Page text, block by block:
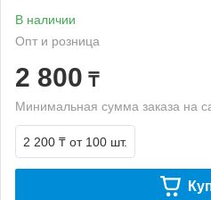
В наличии
Опт и розница
2 800 ₸
Минимальная сумма заказа на
2 200 ₸ от 100 шт.